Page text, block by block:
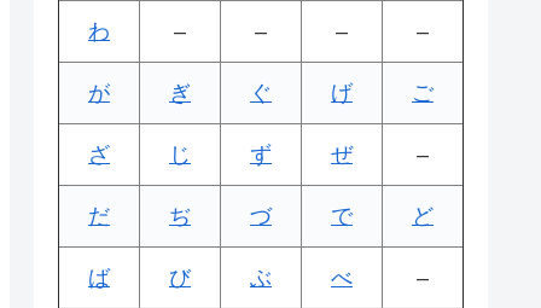
わ – – – –
が ぎ ぐ げ ご
ざ じ ず ぜ –
だ ぢ づ で ど
ば び ぶ べ –